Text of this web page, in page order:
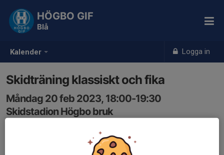
Kalender Logga in
HÖGBO GIF
Blå
Skidträning klassiskt och fika
Måndag 20 feb 2023, 18:00-19:30
Skidstadion Högbo bruk
Samling: 17:55, Utanför röda förrådet
Hej! På måndag kör vi klassiskt och avslutar med fika!